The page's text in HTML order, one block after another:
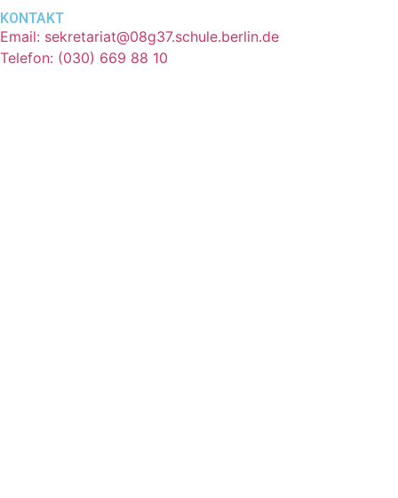
KONTAKT
Email: sekretariat@08g37.schule.berlin.de
Telefon: (030) 669 88 10